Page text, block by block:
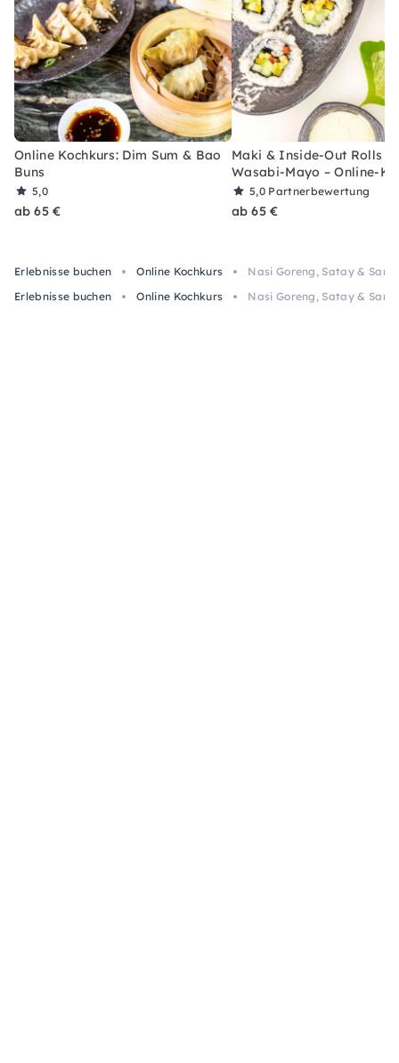
Online Kochkurs: Dim Sum & Bao
Buns
5,0
ab 65 €
Maki & Inside-Out Rolls
Wasabi-Mayo – Online-
5,0 Partnerbewertung
ab 65 €
Erlebnisse buchen Online Kochkurs
Nasi Goreng, Satay &
Erlebnisse buchen
Online Kochkurs Nasi Goreng, Satay &